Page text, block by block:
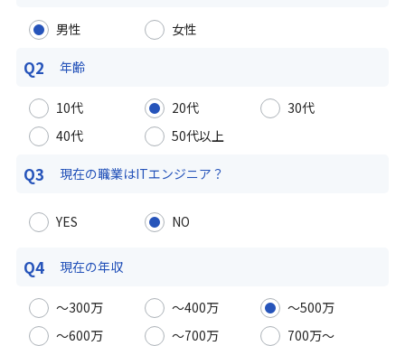
男性 女性
Q2 年齢
10代 20代
30代
40代
50代以上
Q3 現在の職業はITエンジニア？
YES NO
Q4 現在の年収
〜300万 〜400万
〜500万
〜600万
〜700万 700万〜